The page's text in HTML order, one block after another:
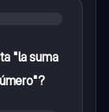
"la suma